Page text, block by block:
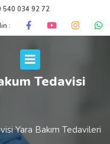
540 034 92 72
:
Tedavisi
Yara Bakım Tedavileri